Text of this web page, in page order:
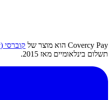
Covercy Pay הוא מוצר של קוברסי (Covercy)
תשלום בינלאומיים מאז 2015.